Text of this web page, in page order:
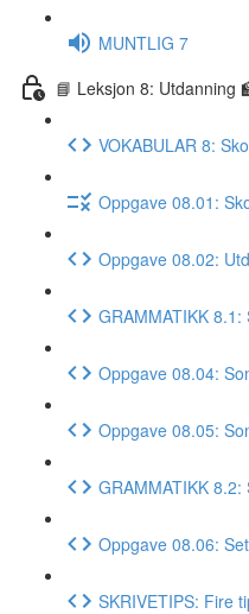
MUNTLIG 7
📘 Leksjon 8: Utdanning
VOKABULAR 8:
Oppgave 08.01:
Oppgave 08.02:
GRAMMATIKK
Oppgave 08.04:
Oppgave 08.05:
GRAMMATIKK
Oppgave 08.06:
SKRIVETIPS: Fire